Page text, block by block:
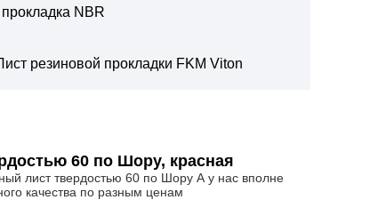
NBR
резиновой прокладки FKM Viton
60 по Шору, красная
лист твердостью 60 по Шору А у нас вполне
качества по разным ценам